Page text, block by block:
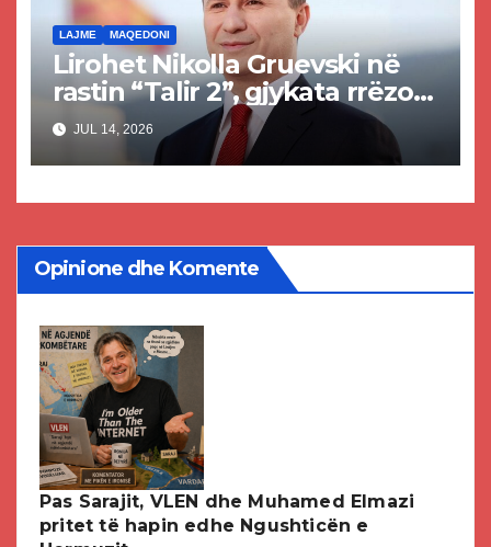
LAJME MAQEDONI
Lirohet Nikolla Gruevski në
rastin “Talir 2”, gjykata rrëzon
akuzat për ndërtimin e
paligjshëm të selisë së VMRO-
DPMNE-së
JUL 14, 2026
Opinione dhe Komente
Pas Sarajit, VLEN dhe Muhamed Elmazi
pritet të hapin edhe Ngushticën e